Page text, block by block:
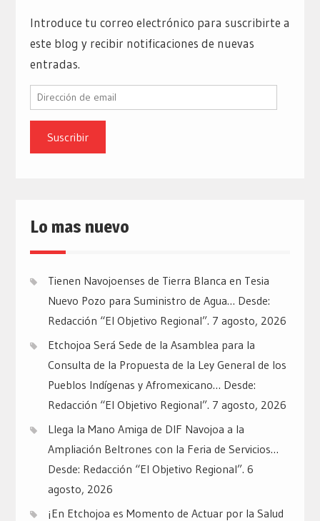
Introduce tu correo electrónico para suscribirte a
este blog y recibir notificaciones de nuevas
entradas.
Dirección
email
Lo mas nuevo
Tienen Navojoenses de Tierra Blanca en Tesia
Nuevo Pozo para Suministro de Agua… Desde:
Redacción “El Objetivo Regional”. 7 agosto, 2026
Etchojoa Será Sede de la Asamblea para la
Consulta de la Propuesta de la Ley General de los
Pueblos Indígenas y Afromexicano… Desde:
Redacción “El Objetivo Regional”. 7 agosto, 2026
Llega la Mano Amiga de DIF Navojoa a la
Ampliación Beltrones con la Feria de Servicios…
Desde: Redacción “El Objetivo Regional”. 6
agosto, 2026
¡En Etchojoa es Momento de Actuar por la Salud